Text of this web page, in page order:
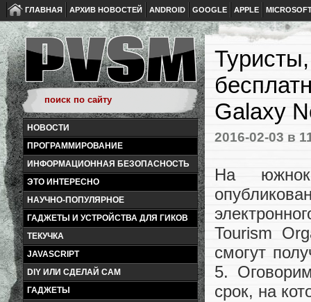
ГЛАВНАЯ АРХИВ НОВОСТЕЙ ANDROID GOOGLE APPLE
НОВОСТИ
ПРОГРАММИРОВАНИЕ
ИНФОРМАЦИОННАЯ БЕЗОПАСНОСТЬ
ЭТО ИНТЕРЕСНО
НАУЧНО-ПОПУЛЯРНОЕ
ГАДЖЕТЫ И УСТРОЙСТВА ДЛЯ ГИКОВ
ТЕКУЧКА
JAVASCRIPT
DIY ИЛИ СДЕЛАЙ САМ
ГАДЖЕТЫ
Galaxy
2016-02-03 в
На
Tourism
смогут
5.
срок, на